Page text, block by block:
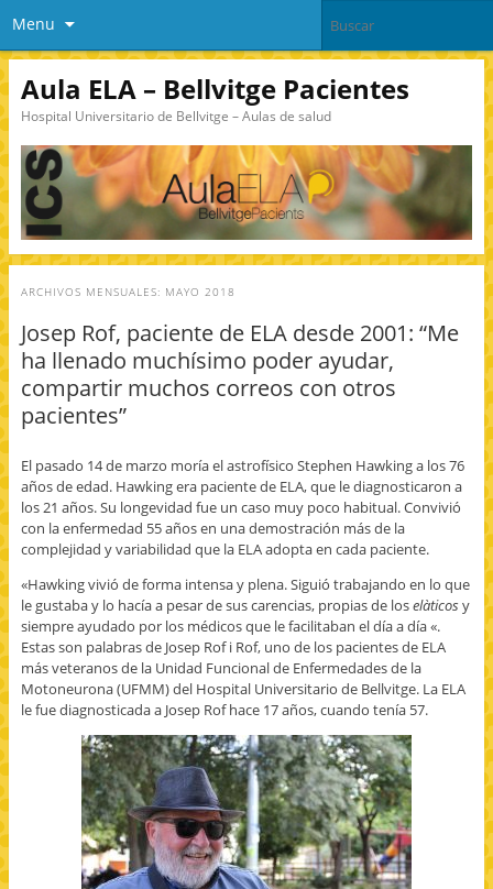
Menu
Aula ELA – Bellvitge Pacientes
Hospital Universitario de Bellvitge – Aulas de salud
ARCHIVOS MENSUALES: MAYO 2018
Josep Rof, paciente de ELA desde 2001: “Me
ha llenado muchísimo poder ayudar,
compartir muchos correos con otros
pacientes”
El pasado 14 de marzo moría el astrofísico Stephen Hawking a los 76
años de edad. Hawking era paciente de ELA, que le diagnosticaron a
los 21 años. Su longevidad fue un caso muy poco habitual. Convivió
con la enfermedad 55 años en una demostración más de la
complejidad y variabilidad que la ELA adopta en cada paciente.
«Hawking vivió de forma intensa y plena. Siguió trabajando en lo que
le gustaba y lo hacía a pesar de sus carencias, propias de loselàticosy
siempre ayudado por los médicos que le facilitaban el día a día «.
Estas son palabras de Josep Rof i Rof, uno de los pacientes de ELA
más veteranos de la Unidad Funcional de Enfermedades de la
Motoneurona (UFMM) del Hospital Universitario de Bellvitge. La ELA
le fue diagnosticada a Josep Rof hace 17 años, cuando tenía 57.